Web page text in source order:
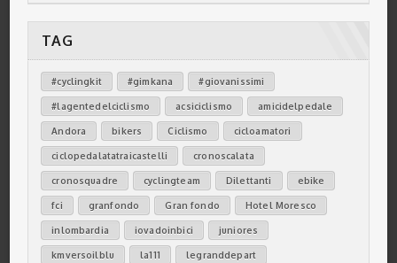
TAG
#cyclingkit #gimkana #giovanissimi
#lagentedelciclismo acsiciclismo amicidelpedale
Andora bikers Ciclismo cicloamatori
ciclopedalatatraicastelli cronoscalata
cronosquadre cyclingteam Dilettanti ebike
fci granfondo Gran fondo Hotel Moresco
inlombardia iovadoinbici juniores
kmversoilblu la111 legranddepart